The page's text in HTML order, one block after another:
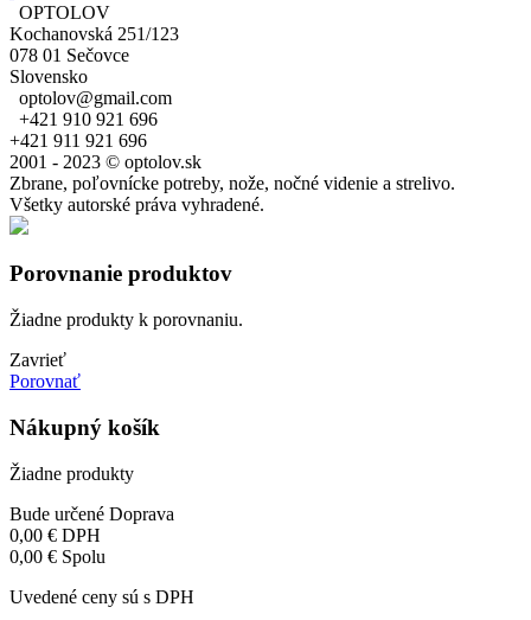
OPTOLOV
Kochanovská 251/123
078 01 Sečovce
Slovensko
optolov@gmail.com
+421 910 921 696
+421 911 921 696
2001 - 2023 © optolov.sk
Zbrane, poľovnícke potreby, nože, nočné videnie a strelivo.
Všetky autorské práva vyhradené.
Porovnanie produktov
Žiadne produkty k porovnaniu.
Zavrieť
Porovnať
Nákupný košík
Žiadne produkty
Bude určené Doprava
0,00 € DPH
0,00 € Spolu
Uvedené ceny sú s DPH